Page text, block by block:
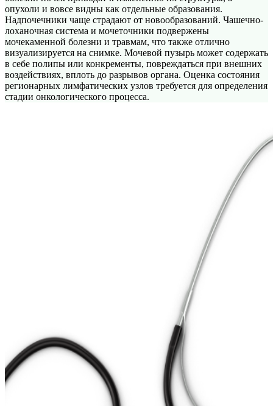
опухоли и вовсе видны как отдельные образования.
Надпочечники чаще страдают от новообразований. Чашечно-
лоханочная система и мочеточники подвержены
мочекаменной болезни и травмам, что также отлично
визуализируется на снимке. Мочевой пузырь может содержать
в себе полипы или конкременты, повреждаться при внешних
воздействиях, вплоть до разрывов органа. Оценка состояния
регионарных лимфатических узлов требуется для определения
стадии онкологического процесса.